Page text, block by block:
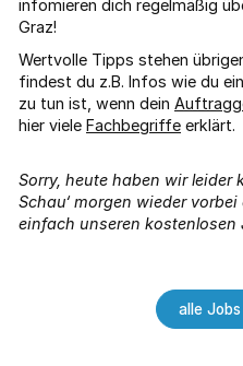
infomieren dich regelmäßig
Graz!
Wertvolle Tipps stehen
findest du z.B. Infos wie du ein
zu tun ist, wenn dein
hier viele Fachbegriffe erklärt.
Sorry, heute haben wir leider
Schau‘ morgen wieder
einfach unseren kostenlosen
alle